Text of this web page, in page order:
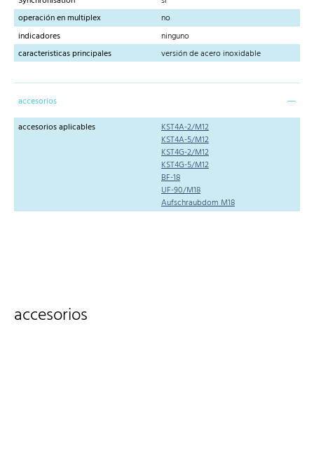
operación en multiplex
no
indicadores
ninguno
caracteristicas principales
versión de acero inoxidable
accesorios
accesorios aplicables
KST4A-2/M12
KST4A-5/M12
KST4G-2/M12
KST4G-5/M12
BF-18
UF-90/M18
Aufschraubdom M18
accesorios